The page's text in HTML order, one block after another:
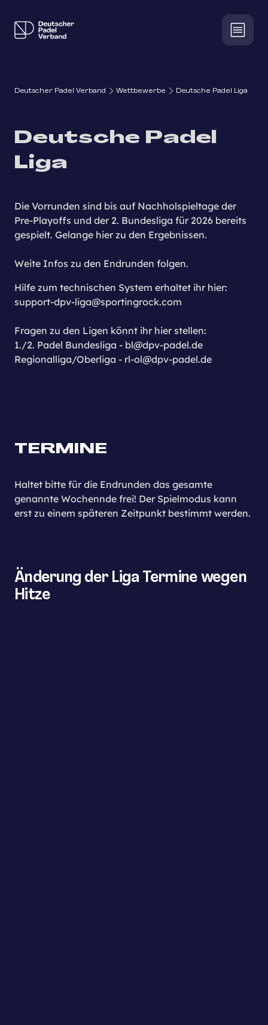
Deutscher Padel Verband Wettbewerbe Deutsche Padel Liga
Deutsche Padel
Liga
Die Vorrunden sind bis auf Nachholspieltage der
Pre-Playoffs und der 2. Bundesliga für 2026 bereits
gespielt. Gelange hier zu den Ergebnissen.
Weite Infos zu den Endrunden folgen.
Hilfe zum technischen System erhaltet ihr hier:
support-dpv-liga@sportingrock.com
Fragen zu den Ligen könnt ihr hier stellen:
1./2. Padel Bundesliga - bl@dpv-padel.de
Regionalliga/Oberliga - rl-ol@dpv-padel.de
TERMINE
Haltet bitte für die Endrunden das gesamte
genannte Wochennde frei! Der Spielmodus kann
erst zu einem späteren Zeitpunkt bestimmt werden.
Änderung der Liga Termine wegen
Hitze